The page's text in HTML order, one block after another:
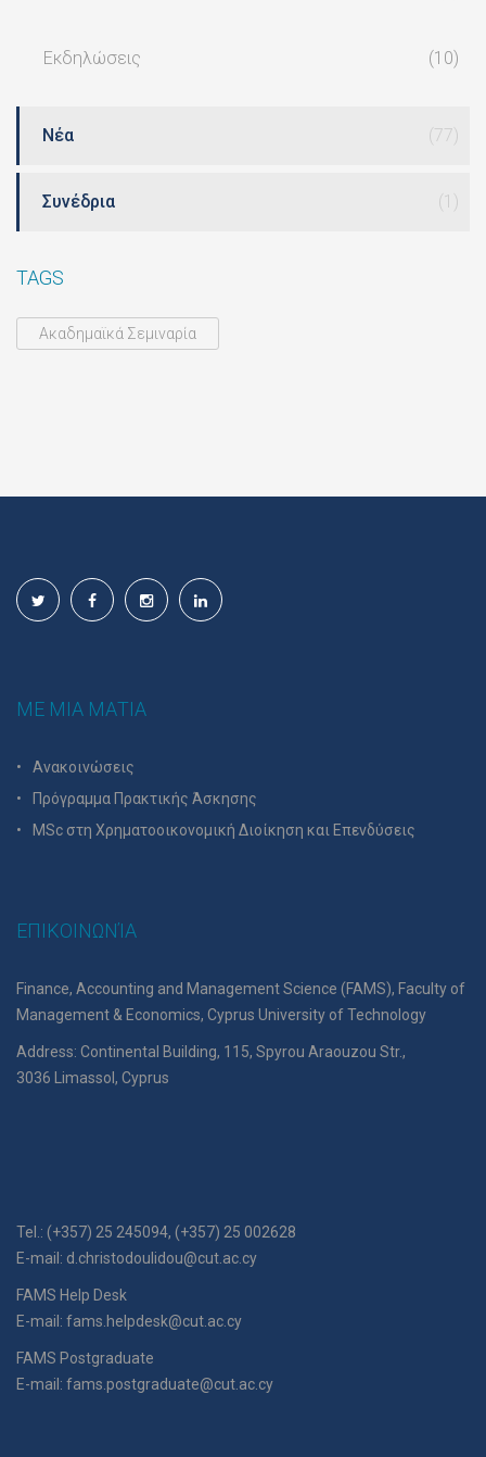
Εκδηλώσεις (10)
Νέα (77)
Συνέδρια (1)
TAGS
Ακαδημαϊκά Σεμιναρία
ΜΕ ΜΙΑ ΜΑΤΙΑ
Ανακοινώσεις
Πρόγραμμα Πρακτικής Άσκησης
MSc στη Χρηματοοικονομική Διοίκηση και Επενδύσεις
ΕΠΙΚΟΙΝΩΝΊΑ
Finance, Accounting and Management Science (FAMS), Faculty of
Management & Economics, Cyprus University of Technology
Address: Continental Building, 115, Spyrou Araouzou Str.,
3036 Limassol, Cyprus
Tel.: (+357) 25 245094, (+357) 25 002628
E-mail: d.christodoulidou@cut.ac.cy
FAMS Help Desk
E-mail: fams.helpdesk@cut.ac.cy
FAMS Postgraduate
E-mail: fams.postgraduate@cut.ac.cy